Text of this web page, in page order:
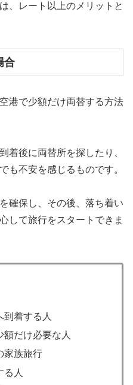
、レート以上のメリットと
合
港で少額だけ両替する方法
着後に両替所を探したり、
も不安を感じるものです。
確保し、その後、落ち着い
して旅行をスタートできま
到着する人
だけ必要な人
家族旅行
る人